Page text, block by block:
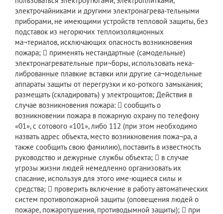
электрочайниками и другими электронагрева-тельными
приборами, не имеющими устройств тепловой защиты, без
подставок из негорючих теплоизоляционных
ма¬териалов, исключающих опасность возникновения
пожара;  применять нестандартные (самодельные)
электронагревательные при¬боры, использовать нека-
либрованные плавкие вставки или другие са¬модельные
аппараты защиты от перегрузки и ко-роткого замыкания;
размещать (складировать) у электрощитов; Действия в
случае возникновения пожара:  сообщить о
возникновении пожара в пожарную охрану по телефону
«01», с сотового «101», либо 112 (при этом необходимо
назвать адрес объекта, место возникновения пожа¬ра, а
также сообщить свою фамилию), поставить в известность
руководство и дежурные службы объекта;  в случае
угрозы жизни людей немедленно организовать их
спасание, используя для этого име-ющиеся силы и
средства;  проверить включение в работу автоматических
систем противопожарной защиты (оповещения людей о
пожаре, пожаротушения, противодымной защиты);  при